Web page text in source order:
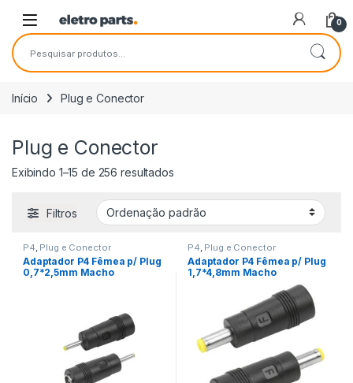
0
Pesquisar por:
Início Plug e Conector
Plug e Conector
Exibindo 1–15 de 256 resultados
Filtros
P4 Plug e Conector
Adaptador P4 Fêmea p/ Plug
0,7*2,5mm Macho
P4 Plug e Conector
Adaptador P4 Fêmea p/ Plug
1,7*4,8mm Macho